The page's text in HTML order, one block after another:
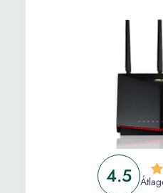
1.3 GHz
1 GB
Tárolókapacitás:
Slot memória
32 GB
4.5